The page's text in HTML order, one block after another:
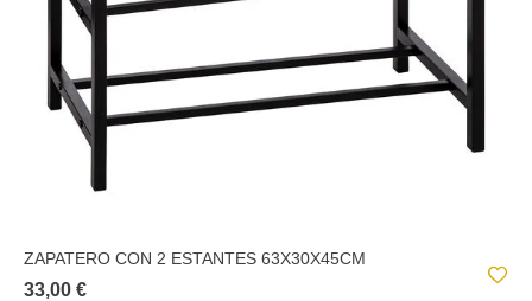
ZAPATERO CON 2 ESTANTES 63X30X45CM
33,00 €